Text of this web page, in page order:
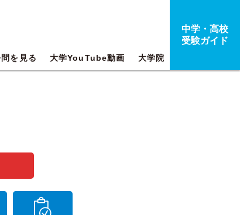
を見る 大学YouTube動画 大学院
中学・高校
受験ガイド